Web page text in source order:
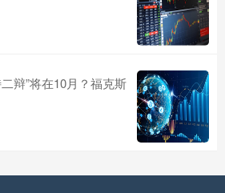
辩”将在10月？福克斯